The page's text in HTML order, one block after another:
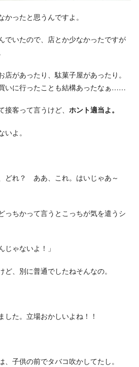
ったと思うんですよ。
でいたので、店とか少なかったですが
があったり、駄菓子屋があったり。
いに行ったことも結構あったなぁ……
客って言うけど、 ホント適当よ。
よ。
どれ？ ああ、これ。はいじゃあ～
ちかって言うとこっちが気を遣うシ
じゃないよ！」
、別に普通でしたねそんなの。
した。立場おかしいよね！！
子供の前でタバコ吹かしてたし。